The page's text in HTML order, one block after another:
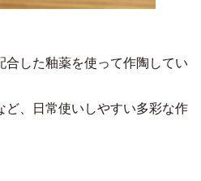
合した釉薬を使って作陶してい
ど、日常使いしやすい多彩な作